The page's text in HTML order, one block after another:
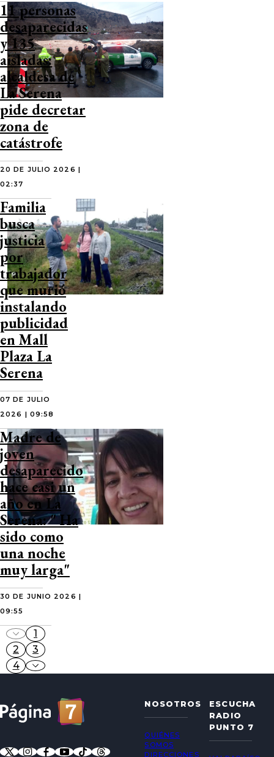
11 personas
desaparecidas
y 135
aisladas:
alcaldesa de
La Serena
pide decretar
zona de
catástrofe
20 DE JULIO 2026 |
02:37
Familia
busca
justicia
por
trabajador
que murió
instalando
publicidad
en Mall
Plaza La
Serena
07 DE JULIO
2026 | 09:58
Madre de
joven
desaparecido
hace casi un
año en La
Serena: " Ha
sido como
una noche
muy larga"
30 DE JUNIO 2026 |
09:55
1
2
3
4
NOSOTROS
QUIÉNES
SOMOS
DIRECCIONES
ESCUCHA
RADIO
PUNTO 7